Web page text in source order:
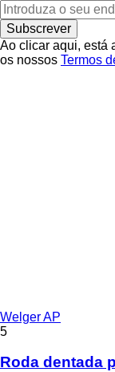
Subscrever
Ao clicar aqui, está
os nossos Termos
Welger AP
5
Roda dentada